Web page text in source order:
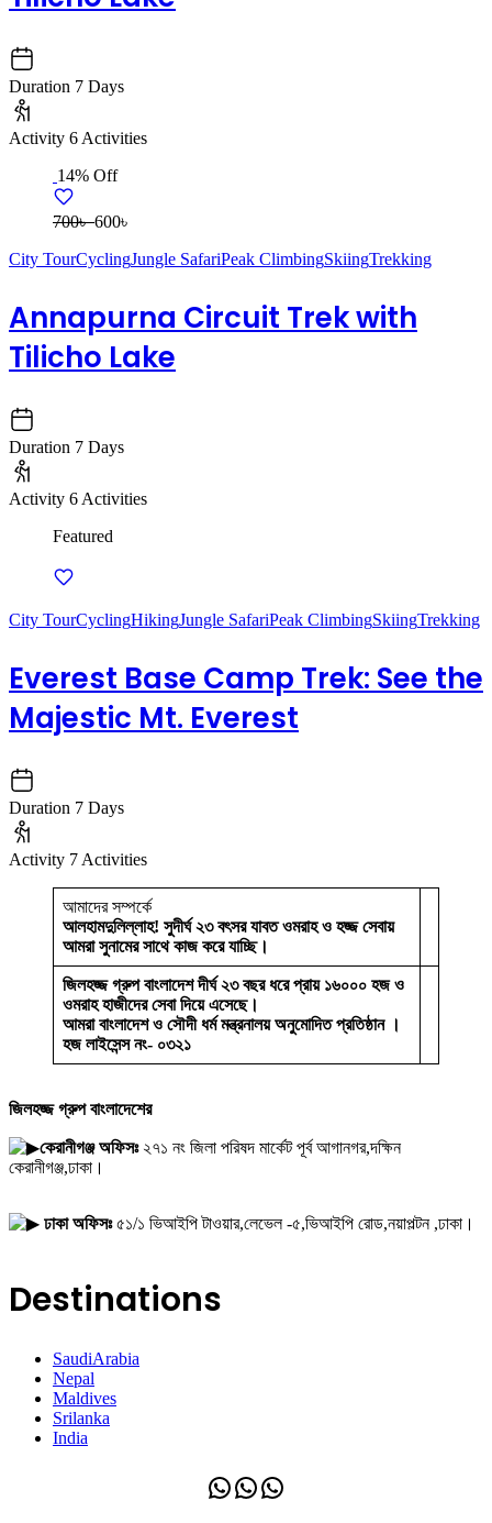
Duration 7 Days
Activity 6 Activities
14% Off
700৳600৳
City TourCyclingJungle SafariPeak ClimbingSkiingTrekking
Annapurna Circuit Trek with
Tilicho Lake
Duration 7 Days
Activity 6 Activities
Featured
City TourCyclingHikingJungle SafariPeak ClimbingSkiingTrekking
Everest Base Camp Trek: See the
Majestic Mt. Everest
Duration 7 Days
Activity 7 Activities
আমাদের সম্পর্কে
আলহামদুলিল্লাহ! সুদীর্ঘ ২৩ বৎসর যাবত ওমরাহ ও হজ্জ সেবায়
আমরা সুনামের সাথে কাজ করে যাচ্ছি।
জিলহজ্জ গ্রুপ বাংলাদেশ দীর্ঘ ২৩ বছর ধরে প্রায় ১৬০০০ হজ ও
ওমরাহ হাজীদের সেবা দিয়ে এসেছে।
আমরা বাংলাদেশ ও সৌদী ধর্ম মন্ত্রনালয় অনুমোদিত প্রতিষ্ঠান ।
হজ লাইসেন্স নং- ০৩২১
জিলহজ্জ গ্রুপ বাংলাদেশের
কেরানীগঞ্জ অফিসঃ২৭১ নং জিলা পরিষদ মার্কেট পূর্ব আগানগর,দক্ষিন
কেরানীগঞ্জ,ঢাকা।
ঢাকা অফিসঃ৫১/১ ভিআইপি টাওয়ার,লেভেল -৫,ভিআইপি রোড,নয়াপল্টন ,ঢাকা।
Destinations
SaudiArabia
Nepal
Maldives
Srilanka
India
WhatsApp
WhatsApp
WhatsApp